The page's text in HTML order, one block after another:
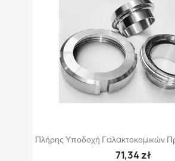
Πλήρης Υποδοχή Γαλακτοκομικών
71,34 zł